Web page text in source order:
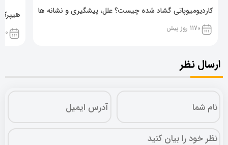
کاردیومیوپاتی گشاد شده چیست؟ علل، پیشگیری و نشانه ها
1170 روز پیش 1170
ارسال نظر